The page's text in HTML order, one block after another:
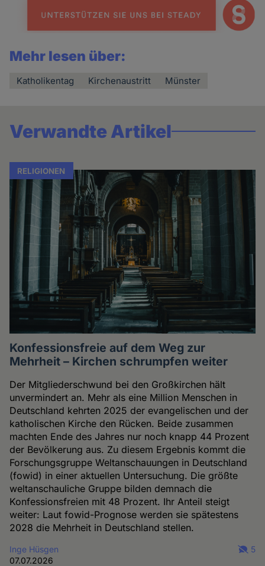
Mehr lesen über:
Katholikentag Kirchenaustritt Münster
Verwandte Artikel
RELIGIONEN
Konfessionsfreie auf dem Weg zur
Mehrheit – Kirchen schrumpfen weiter
Der Mitgliederschwund bei den Großkirchen hält
unvermindert an. Mehr als eine Million Menschen in
Deutschland kehrten 2025 der evangelischen und der
katholischen Kirche den Rücken. Beide zusammen
machten Ende des Jahres nur noch knapp 44 Prozent
der Bevölkerung aus. Zu diesem Ergebnis kommt die
Forschungsgruppe Weltanschauungen in Deutschland
(fowid) in einer aktuellen Untersuchung. Die größte
weltanschauliche Gruppe bilden demnach die
Konfessionsfreien mit 48 Prozent. Ihr Anteil steigt
weiter: Laut fowid-Prognose werden sie spätestens
2028 die Mehrheit in Deutschland stellen.
Inge Hüsgen
07.07.2026
5